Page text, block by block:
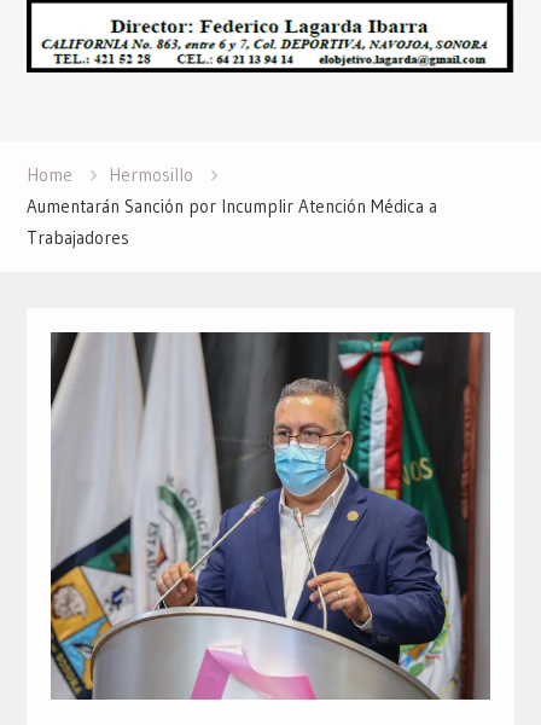
Home
Hermosillo
Aumentarán Sanción por Incumplir Atención Médica a
Trabajadores